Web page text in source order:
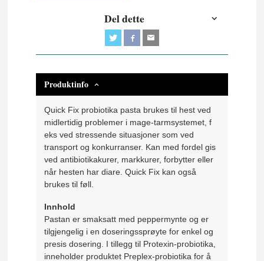
Del dette
Produktinfo
Quick Fix probiotika pasta brukes til hest ved
midlertidig problemer i mage-tarmsystemet, f
eks ved stressende situasjoner som ved
transport og konkurranser. Kan med fordel gis
ved antibiotikakurer, markkurer, forbytter eller
når hesten har diare. Quick Fix kan også
brukes til føll.
Innhold
Pastan er smaksatt med peppermynte og er
tilgjengelig i en doseringssprøyte for enkel og
presis dosering. I tillegg til Protexin-probiotika,
inneholder produktet Preplex-probiotika for å